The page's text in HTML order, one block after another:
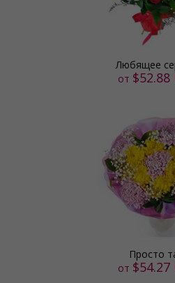
Любящее
от $52.88
Просто
от $54.27